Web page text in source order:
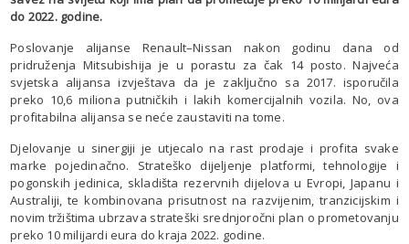
do 2022. godine.
Poslovanje alijanse Renault–Nissan nakon godinu dana od
pridruženja Mitsubishija je u porastu za čak 14 posto. Najveća
svjetska alijansa izvještava da je zaključno sa 2017. isporučila
preko 10,6 miliona putničkih i lakih komercijalnih vozila. No, ova
profitabilna alijansa se neće zaustaviti na tome.
Djelovanje u sinergiji je utjecalo na rast prodaje i profita svake
marke pojedinačno. Strateško dijeljenje platformi, tehnologije i
pogonskih jedinica, skladišta rezervnih dijelova u Evropi, Japanu i
Australiji, te kombinovana prisutnost na razvijenim, tranzicijskim i
novim tržištima ubrzava strateški srednjoročni plan o prometovanju
preko 10 milijardi eura do kraja 2022. godine.